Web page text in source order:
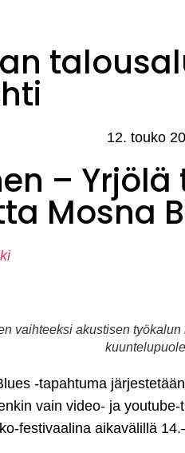
12. touko
–
Mosna
vaihteeksi akustisen
-tapahtuma
vain video- ja
festivaalina aikavälillä